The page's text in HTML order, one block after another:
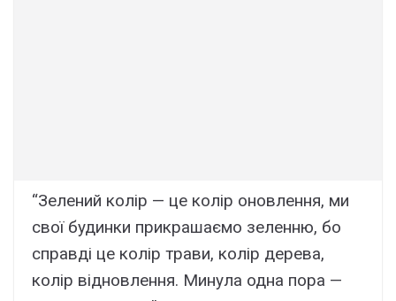
“Зелений колір — це колір оновлення, ми
свої будинки прикрашаємо зеленню, бо
справді це колір трави, колір дерева,
колір відновлення. Минула одна пора —